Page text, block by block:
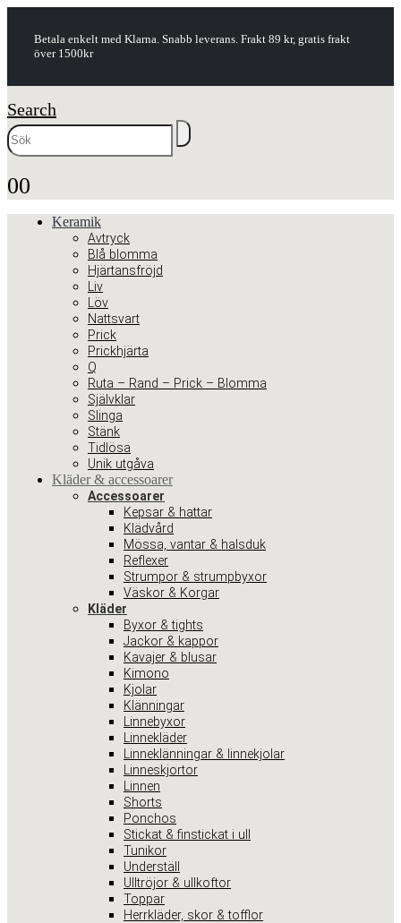
Betala enkelt med Klarna. Snabb leverans. Frakt 89 kr, gratis frakt
över 1500kr
Search
00
Keramik
Avtryck
Blå blomma
Hjärtansfröjd
Liv
Löv
Nattsvart
Prick
Prickhjärta
Q
Ruta – Rand – Prick – Blomma
Självklar
Slinga
Stänk
Tidlösa
Unik utgåva
Kläder & accessoarer
Accessoarer
Kepsar & hattar
Klädvård
Mössa, vantar & halsduk
Reflexer
Strumpor & strumpbyxor
Väskor & Korgar
Kläder
Byxor & tights
Jackor & kappor
Kavajer & blusar
Kimono
Kjolar
Klänningar
Linnebyxor
Linnekläder
Linneklänningar & linnekjolar
Linneskjortor
Linnen
Shorts
Ponchos
Stickat & finstickat i ull
Tunikor
Underställ
Ulltröjor & ullkoftor
Toppar
Herrkläder, skor & tofflor